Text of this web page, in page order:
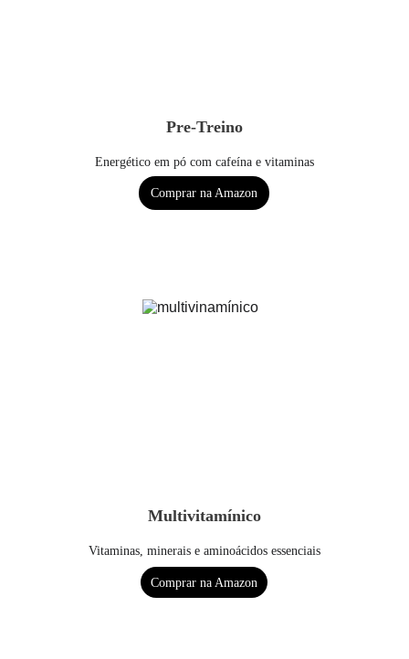
Comprar na Amazon
Comprar na Amazon
Pre-Treino
Energético em pó com cafeína e vitaminas
Multivitamínico
Vitaminas, minerais e aminoácidos essenciais